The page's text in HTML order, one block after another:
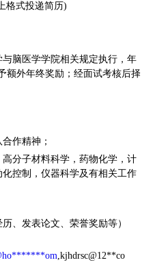
格式投递简历)
脑医学学院相关规定执行，年
额外年终奖励；经面试考核后择
作精神；
分子材料科学，药物化学，计
控制，仪器科学及有相关工作
、发表论文、荣誉奖励等）
,kjhdrsc@12**co